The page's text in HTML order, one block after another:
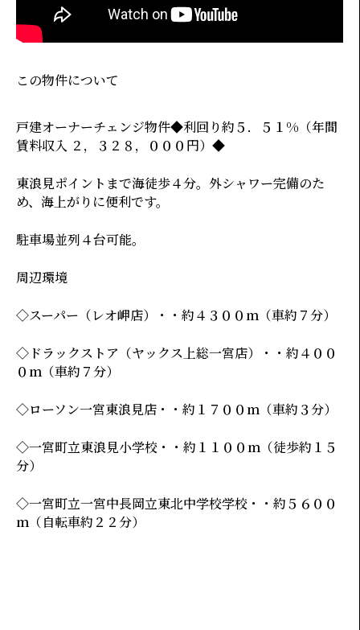
この物件について
戸建オーナーチェンジ物件◆利回り約５．５１%（年間
賃料収入 ２，３２８，０００円）◆
東浪見ポイントまで海徒歩４分。外シャワー完備のた
め、海上がりに便利です。
駐車場並列４台可能。
周辺環境
◇スーパー（レオ岬店）・・約４３００ｍ（車約７分）
◇ドラックストア（ヤックス上総一宮店）・・約４００
０ｍ（車約７分）
◇ローソン一宮東浪見店・・約１７００ｍ（車約３分）
◇一宮町立東浪見小学校・・約１１００ｍ（徒歩約１５
分）
◇一宮町立一宮中長岡立東北中学校学校・・約５６００
ｍ（自転車約２２分）